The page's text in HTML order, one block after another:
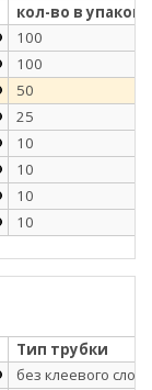
кол-во в
100
100
50
25
10
10
10
10
Тип трубки
без клеевого слоя